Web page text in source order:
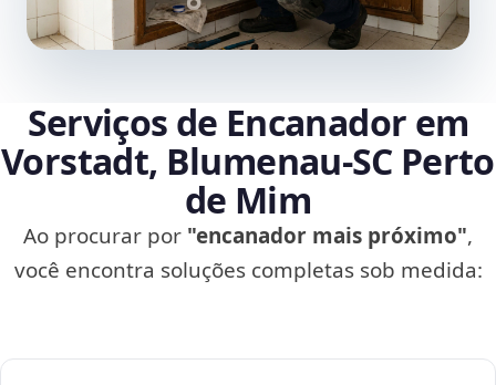
Serviços de Encanador em
Vorstadt, Blumenau‑SC Perto
de Mim
Ao procurar por "encanador mais próximo",
você encontra soluções completas sob medida: